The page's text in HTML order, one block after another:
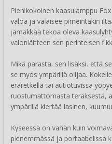
Pienikokoinen kaasulamppu
valoa ja valaisee pimeintäkin
jämäkkää tekoa oleva
valonlähteen sen perinteisen
Mikä parasta, sen lisäksi, että
se myös ympärillä olijaa.
eräretkellä tai autiotuvissa
ruostumattomasta teräksestä,
ympärillä kiertää lasinen,
Kyseessä on vähän kuin
pienemmässä ja portaabelissa